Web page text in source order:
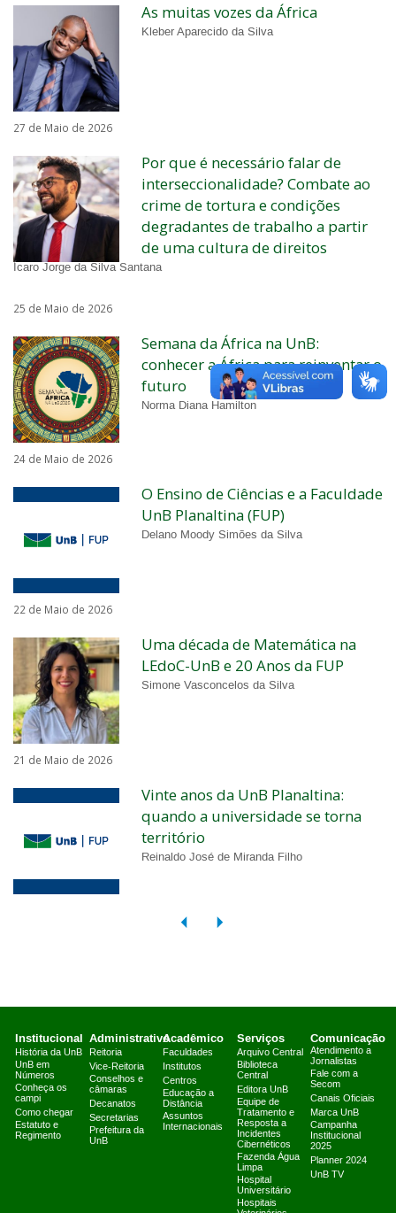
As muitas vozes da África
Kleber Aparecido da Silva
27 de Maio de 2026
Por que é necessário falar de
interseccionalidade? Combate ao
crime de tortura e condições
degradantes de trabalho a partir
de uma cultura de direitos
Ícaro Jorge da Silva Santana
25 de Maio de 2026
Semana da África na UnB:
conhecer a África para reinventar o
futuro
Norma Diana Hamilton
24 de Maio de 2026
O Ensino de Ciências e a Faculdade
UnB Planaltina (FUP)
Delano Moody Simões da Silva
22 de Maio de 2026
Uma década de Matemática na
LEdoC-UnB e 20 Anos da FUP
Simone Vasconcelos da Silva
21 de Maio de 2026
Vinte anos da UnB Planaltina:
quando a universidade se torna
território
Reinaldo José de Miranda Filho
Institucional
História da UnB
UnB em
Números
Conheça os
campi
Como chegar
Estatuto e
Regimento
Administrativo
Reitoria
Vice-Reitoria
Conselhos e
câmaras
Decanatos
Secretarias
Prefeitura da
UnB
Acadêmico
Faculdades
Institutos
Centros
Educação a
Distância
Assuntos
Internacionais
Serviços
Arquivo Central
Biblioteca
Central
Editora UnB
Equipe de
Tratamento e
Resposta a
Incidentes
Cibernéticos
Fazenda Água
Limpa
Hospital
Universitário
Hospitais
Comunicação
Atendimento a
Jornalistas
Fale com a
Secom
Canais Oficiais
Marca UnB
Campanha
Institucional
2025
Planner 2024
UnB TV